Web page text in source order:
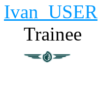
Ivan_USER
Trainee